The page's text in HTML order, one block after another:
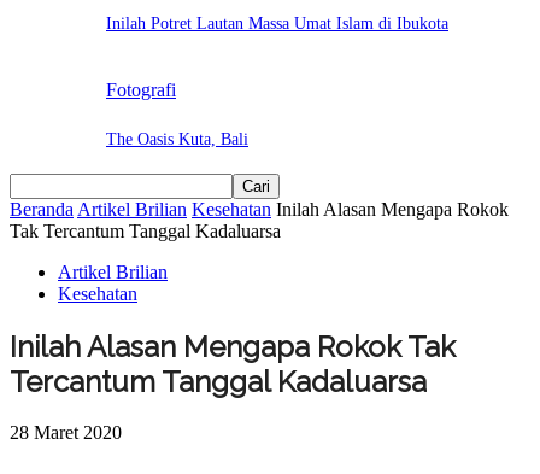
Inilah Potret Lautan Massa Umat Islam di Ibukota
Fotografi
The Oasis Kuta, Bali
Beranda Artikel Brilian Kesehatan Inilah Alasan Mengapa Rokok
Tak Tercantum Tanggal Kadaluarsa
Artikel Brilian
Kesehatan
Inilah Alasan Mengapa Rokok Tak
Tercantum Tanggal Kadaluarsa
28 Maret 2020